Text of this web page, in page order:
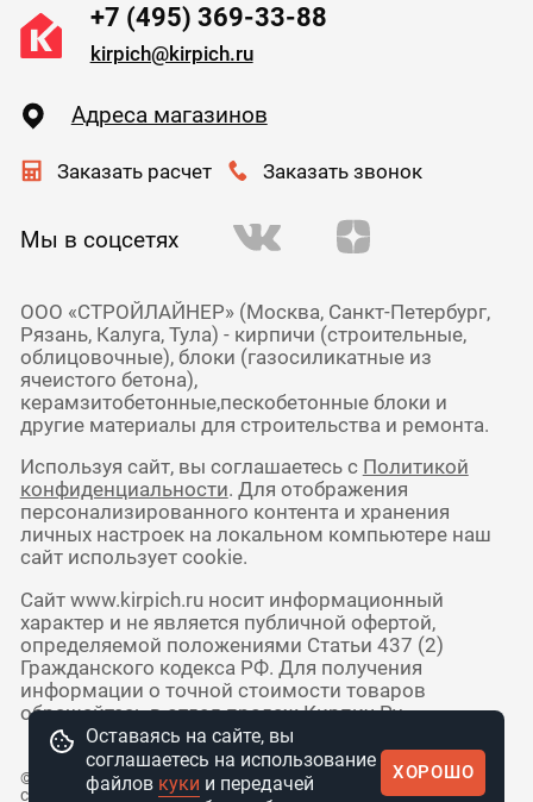
+7 (495) 369-33-88
kirpich@kirpich.ru
Адреса магазинов
Заказать расчет Заказать звонок
Мы в соцсетях
ООО «СТРОЙЛАЙНЕР» (Москва, Санкт-Петербург,
Рязань, Калуга, Тула) - кирпичи (строительные,
облицовочные), блоки (газосиликатные из
ячеистого бетона),
керамзитобетонные,пескобетонные блоки и
другие материалы для строительства и ремонта.
Используя сайт, вы соглашаетесь с Политикой
конфиденциальности. Для отображения
персонализированного контента и хранения
личных настроек на локальном компьютере наш
сайт использует cookie.
Сайт www.kirpich.ru носит информационный
характер и не является публичной офертой,
определяемой положениями Статьи 437 (2)
Гражданского кодекса РФ. Для получения
информации о точной стоимости товаров
обращайтесь в отдел продаж Кирпич Ру.
© 2010 - 2026 Интернет-магазин
стройматериалов КирпичРУ
Оставаясь на сайте, вы
соглашаетесь на использование
файлов куки и передачей
ХОРОШО